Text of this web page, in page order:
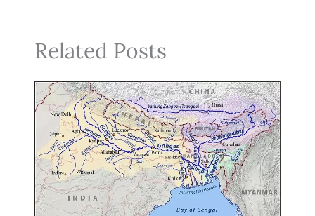
Related Posts